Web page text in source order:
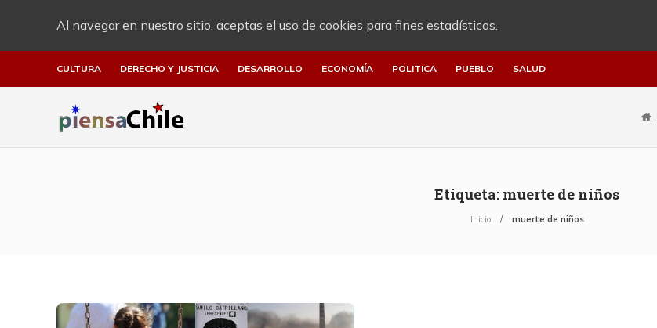
Al navegar en nuestro sitio, aceptas el uso de cookies para fines estadísticos.
CULTURA DERECHO Y JUSTICIA DESARROLLO ECONOMÍA POLITICA PUEBLO SALUD
Etiqueta: muerte de niños
Inicio muerte de niños